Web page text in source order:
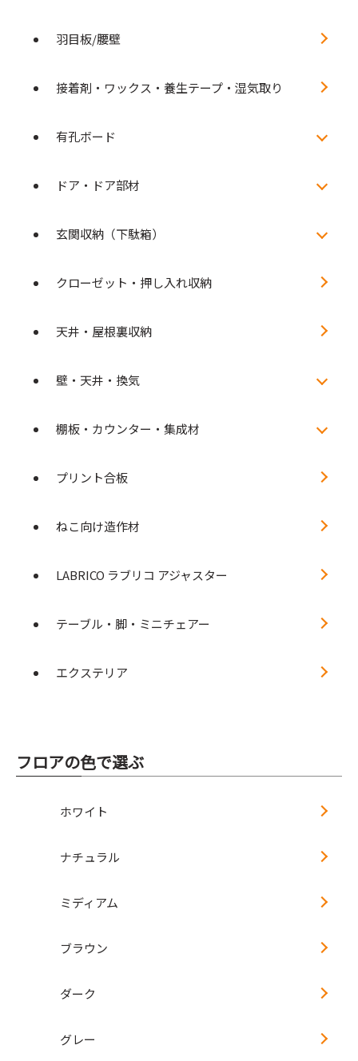
羽目板/腰壁
接着剤・ワックス・養生テープ・湿気取り
有孔ボード
ドア・ドア部材
玄関収納（下駄箱）
クローゼット・押し入れ収納
天井・屋根裏収納
壁・天井・換気
棚板・カウンター・集成材
プリント合板
ねこ向け造作材
LABRICO ラブリコ アジャスター
テーブル・脚・ミニチェアー
エクステリア
フロアの色で選ぶ
ホワイト
ナチュラル
ミディアム
ブラウン
ダーク
グレー